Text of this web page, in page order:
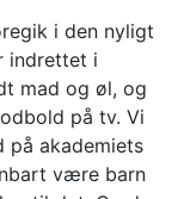
i den nyligt
indrettet i
mad og øl, og
på tv. Vi
på akademiets
være barn